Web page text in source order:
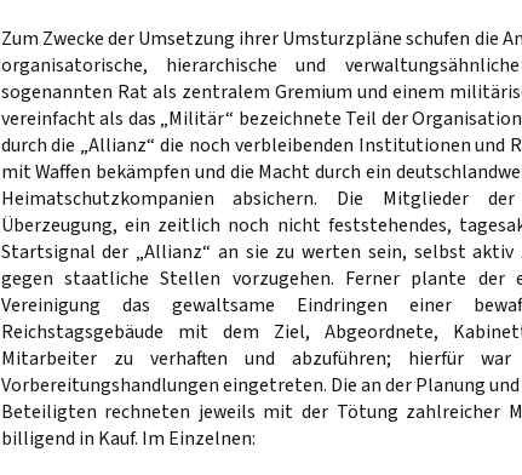
Zum Zwecke der Umsetzung ihrer Umsturzpläne schufen die
organisatorische, hierarchische und
sogenannten Rat als zentralem Gremium und einem
vereinfacht als das „Militär“ bezeichnete Teil der
durch die „Allianz“ die noch verbleibenden Institutionen und
mit Waffen bekämpfen und die Macht durch ein
Heimatschutzkompanien absichern. Die Mitglieder
Überzeugung, ein zeitlich noch nicht feststehendes,
Startsignal der „Allianz“ an sie zu werten sein, selbst
gegen staatliche Stellen vorzugehen. Ferner plante der
Vereinigung das gewaltsame Eindringen einer
Reichstagsgebäude mit dem Ziel, Abgeordnete,
Mitarbeiter zu verhaften und abzuführen; hierfür
Vorbereitungshandlungen eingetreten. Die an der Planung
Beteiligten rechneten jeweils mit der Tötung zahlreicher
billigend in Kauf. Im Einzelnen: